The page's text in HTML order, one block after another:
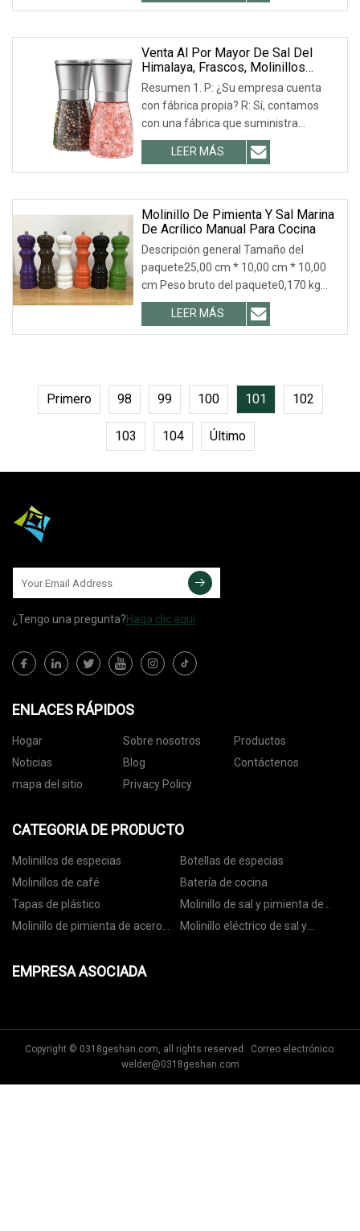
de color Rango de servicio:
Producto
Venta Al Por Mayor De Sal Del
Himalaya, Frascos, Molinillos
Manuales, Agitadores De Especias
De Vidrio Y Molinillo De Pimienta
Negra.
Resumen 1. P: ¿Su empresa cuenta
con fábrica propia? R: Sí, contamos
con una fábrica que suministra
directamente todos nuestros
productos. Puede obtener más
información sobre nosotros en el perfil
bienvenida.
LEER MÁS
Molinillo De Pimienta Y Sal Marina
De Acrílico Manual Para Cocina
Descripción general Tamaño del
paquete25,00 cm * 10,00 cm * 10,00
cm Peso bruto del paquete0,170 kg
Descripción del producto Juego de
molinillo de pimienta y salero: Todo el
cuerpo del juego de molinillo de
LEER MÁS
Primero 98 99 100 101 102
103 104 Último
¿Tengo una pregunta?Haga clic aquí
ENLACES RÁPIDOS
Hogar Sobre nosotros
Productos
Noticias
Blog
Contáctenos
mapa del sitio
Privacy Policy
CATEGORIA DE PRODUCTO
Molinillos de especias
Botellas de especias
Molinillos de café
Batería de cocina
Tapas de plástico
Molinillo de sal y pimienta de
cerámica
Molinillo de pimienta de acero
Molinillo eléctrico de sal y
EMPRESA ASOCIADA
Copyright © 0318geshan.com, all rights reserved. Correo electrónico:
welder@0318geshan.com